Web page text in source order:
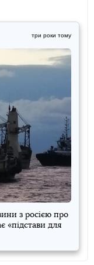
три роки тому
з росією про
«підстави для